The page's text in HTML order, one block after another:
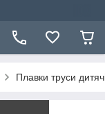
Плавки труси